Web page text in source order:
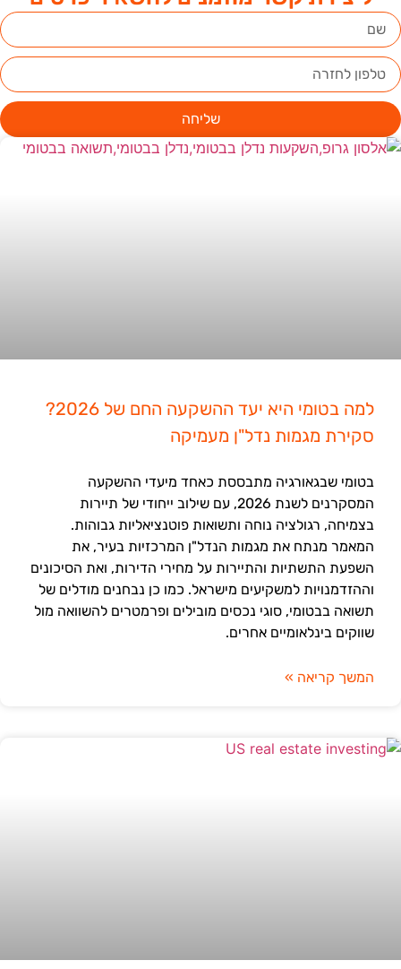
שליחה
למה בטומי היא יעד ההשקעה החם של 2026?
סקירת מגמות נדל"ן מעמיקה
בטומי שבגאורגיה מתבססת כאחד מיעדי ההשקעה
המסקרנים לשנת 2026, עם שילוב ייחודי של תיירות
בצמיחה, רגולציה נוחה ותשואות פוטנציאליות גבוהות.
המאמר מנתח את מגמות הנדל"ן המרכזיות בעיר, את
השפעת התשתיות והתיירות על מחירי הדירות, ואת הסיכונים
וההזדמנויות למשקיעים מישראל. כמו כן נבחנים מודלים של
תשואה בבטומי, סוגי נכסים מובילים ופרמטרים להשוואה מול
שווקים בינלאומיים אחרים.
המשך קריאה »